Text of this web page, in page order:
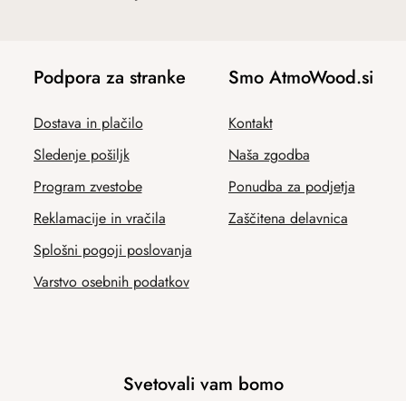
Podpora za stranke
Dostava in plačilo
Sledenje pošiljk
Program zvestobe
Reklamacije in vračila
Splošni pogoji poslovanja
Varstvo osebnih podatkov
Smo AtmoWood.si
Kontakt
Naša zgodba
Ponudba za podjetja
Zaščitena delavnica
Svetovali vam bomo